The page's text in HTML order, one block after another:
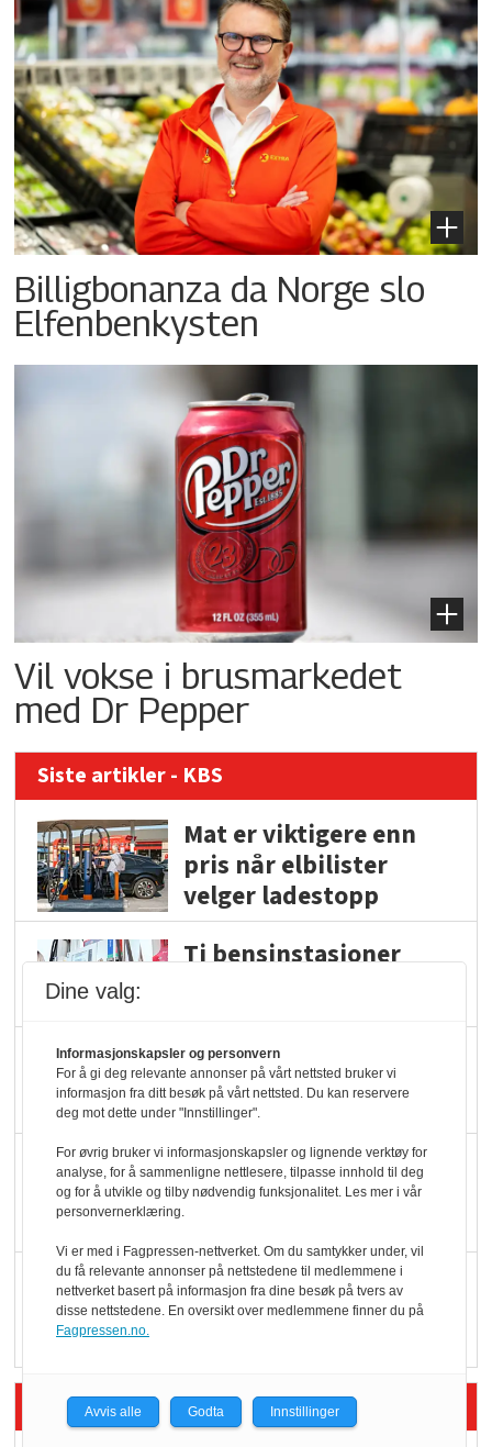
Billigbonanza da Norge slo
Elfenbenkysten
Vil vokse i brusmarkedet
med Dr Pepper
Siste artikler - KBS
Mat er viktigere enn
pris når elbilister
velger ladestopp
Ti bensinstasjoner
Potetball, kylling og 98
oktan
KBS-bransjen i
endring: Stadig større
serveringstilbud
Vokser med ferdigmat
i dagligvare
Siste artikler - Butikk i praksis
Dine valg:
Informasjonskapsler og personvern
For å gi deg relevante annonser på vårt nettsted bruker vi
informasjon fra ditt besøk på vårt nettsted. Du kan reservere
deg mot dette under "Innstillinger".
For øvrig bruker vi informasjonskapsler og lignende verktøy for
analyse, for å sammenligne nettlesere, tilpasse innhold til deg
og for å utvikle og tilby nødvendig funksjonalitet. Les mer i vår
personvernerklæring.
Vi er med i Fagpressen-nettverket. Om du samtykker under, vil
du få relevante annonser på nettstedene til medlemmene i
nettverket basert på informasjon fra dine besøk på tvers av
disse nettstedene. En oversikt over medlemmene finner du på
Fagpressen.no.
Avvis alle Godta Innstillinger